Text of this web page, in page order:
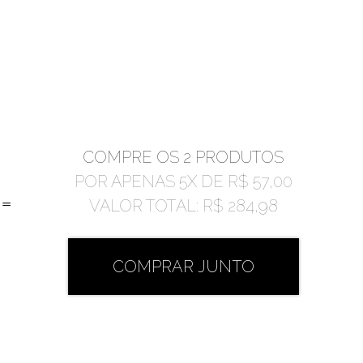
=
COMPRE OS 2 PRODUTOS
POR APENAS 5X DE R$ 57,00
VALOR TOTAL: R$ 284,98
COMPRAR JUNTO